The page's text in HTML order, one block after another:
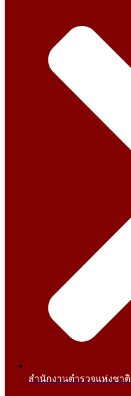
สำนักงานตำรวจแห่งชาติ